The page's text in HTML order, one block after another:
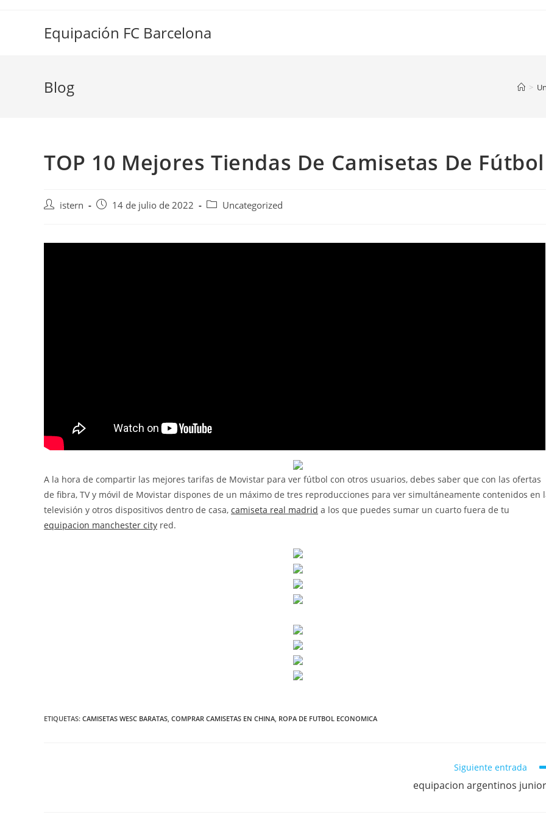
Equipación FC Barcelona
Blog >
TOP 10 Mejores Tiendas De Camisetas De Fútbol
Autor
entrada:
istern
Publicación
entrada:
14 de julio de 2022
Categoría
entrada:
Uncategorized
A la hora de compartir las mejores tarifas de Movistar para ver fútbol con otros usuarios, debes saber que con las ofertas
de fibra, TV y móvil de Movistar dispones de un máximo de tres reproducciones para ver simultáneamente contenidos en
televisión y otros dispositivos dentro de casa, camiseta real madrid a los que puedes sumar un cuarto fuera de tu
equipacion manchester city red.
ETIQUETAS: CAMISETAS WESC BARATAS, COMPRAR CAMISETAS EN CHINA, ROPA DE FUTBOL ECONOMICA
Siguiente entrada
equipacion argentinos